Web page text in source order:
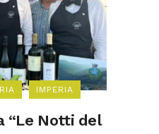
IMPERIA
“Le Notti del